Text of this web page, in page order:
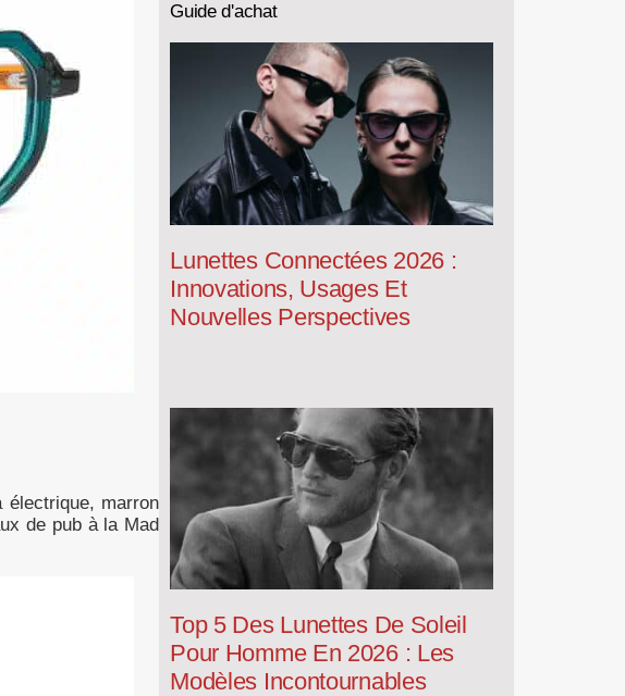
électrique, marron
de pub à la Mad
Guide d'achat
Lunettes Connectées 2026 :
Innovations, Usages Et
Nouvelles Perspectives
Top 5 Des Lunettes De Soleil
Pour Homme En 2026 : Les
Modèles Incontournables